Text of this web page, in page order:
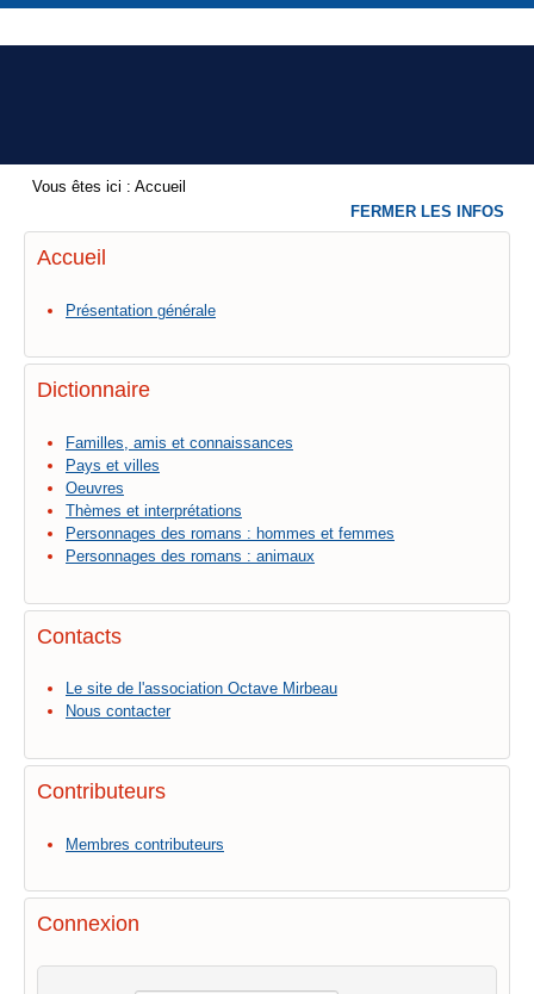
Vous êtes ici : Accueil
Accueil
Présentation générale
Dictionnaire
Familles, amis et connaissances
Pays et villes
Oeuvres
Thèmes et interprétations
Personnages des romans : hommes et femmes
Personnages des romans : animaux
Contacts
Le site de l'association Octave Mirbeau
Nous contacter
Contributeurs
Membres contributeurs
Connexion
FERMER LES INFOS